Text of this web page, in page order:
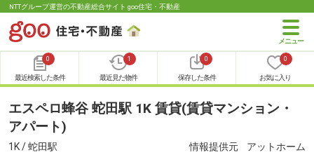
NTTグループ運営の不動産総合サイト goo住宅・不動産
0
最近検索した条件
1
最近見た物件
0
保存した条件
0
お気に入り
エスペロ蜂谷 蛇田駅 1K 賃貸(賃貸マンション・
アパート)
1K / 蛇田駅 情報提供元 アットホーム